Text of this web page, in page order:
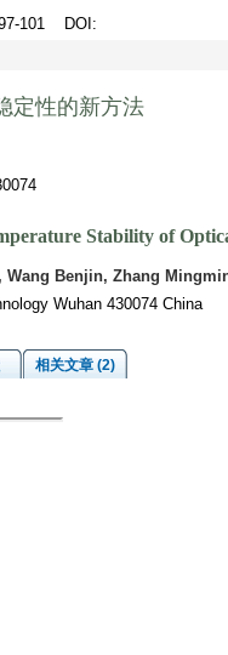
101 DOI :
定性的新方法
Stability of
Benjin, Zhang
Wuhan 430074 China
相关文章 (2)